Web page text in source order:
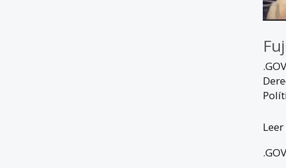
.GOV
.GOV